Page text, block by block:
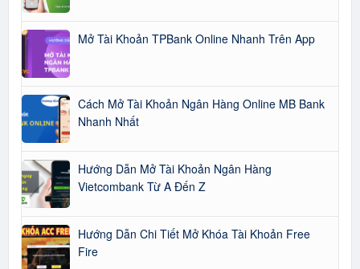
Mở Tài Khoản TPBank Online Nhanh Trên App
Cách Mở Tài Khoản Ngân Hàng Online MB Bank
Nhanh Nhất
Hướng Dẫn Mở Tài Khoản Ngân Hàng
Vietcombank Từ A Đến Z
Hướng Dẫn Chi Tiết Mở Khóa Tài Khoản Free
Fire